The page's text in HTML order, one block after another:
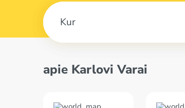
apie Karlovi Varai